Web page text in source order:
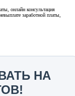
онлайн консультация
заработной платы,
НА